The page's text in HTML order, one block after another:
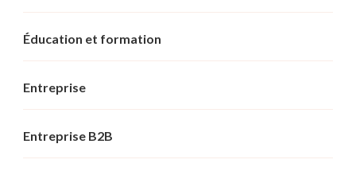
Éducation et formation
Entreprise
Entreprise B2B